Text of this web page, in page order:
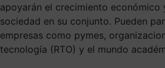
apoyarán el crecimiento económico
sociedad en su conjunto. Pueden
empresas como pymes,
tecnología (RTO) y el mundo